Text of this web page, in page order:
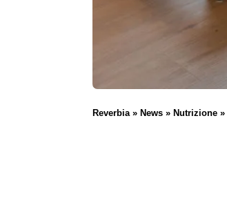
Reverbia News Nutrizione